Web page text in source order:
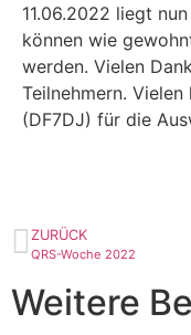
11.06.2022 liegt
können wie
werden. Vielen
Teilnehmern.
(DF7DJ) für die
ZURÜCK
QRS-Woche 2022
Weitere